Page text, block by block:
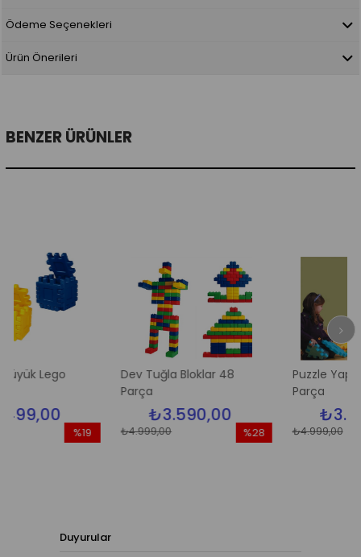
Ödeme Seçenekleri
Ürün Önerileri
BENZER ÜRÜNLER
Dev Tuğla Bloklar 48
₺3.590,00
₺4.999,00
Puzzle Yapı Blokları
₺3.590,00
₺4.999,00
Duyurular